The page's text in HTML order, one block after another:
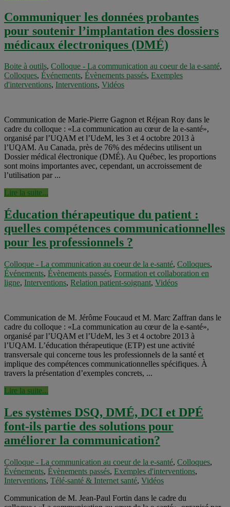
Communiquer les données probantes
pour soutenir l’implantation des dossiers
médicaux électroniques (DMÉ)
Boite à outils, Colloque - La communication au coeur de la e-santé,
Colloques, Événements, Évènements passés, Exemples
d'interventions, Interventions, Vidéos
Communication de Marie-Pierre Gagnon et Réjean Roy dans le
cadre du colloque : «La communication au cœur de la e-santé»,
organisé par l’UQAM et l’UdeM, les 3 et 4 octobre 2013 à
l’UQAM. Au Canada, près de 76% des médecins utilisent un
Dossier médical électronique (DMÉ). Au Québec, les proportions
sont moins importantes avec, cependant, un accroissement de
l’utilisation par ...
Lire la suite...
Éducation thérapeutique du patient :
quelles compétences communicationnelles
pour les professionnels ?
Colloque - La communication au coeur de la e-santé, Colloques,
Événements, Évènements passés, Formation et collaboration en
ligne, Interventions, Relation patient-soignant, Vidéos
Communication de M. Jérôme Foucaud et M. Marc Zaffran dans le
cadre du colloque : «La communication au cœur de la e-santé»,
organisé par l’UQAM et l’UdeM, les 3 et 4 octobre 2013 à
l’UQAM. L’éducation thérapeutique (ETP) est une activité
transversale qui concerne tous les professionnels de la santé et
implique des compétences communicationnelles spécifiques. À
travers la présentation d’exemples concrets, ...
Lire la suite...
Les systèmes DSQ, DMÉ, DCI et DPÉ
font-ils partie des solutions pour
améliorer la communication?
Colloque - La communication au coeur de la e-santé, Colloques,
Événements, Évènements passés, Exemples d'interventions,
Interventions, Télé-santé & Internet santé, Vidéos
Communication de M. Jean-Paul Fortin dans le cadre du